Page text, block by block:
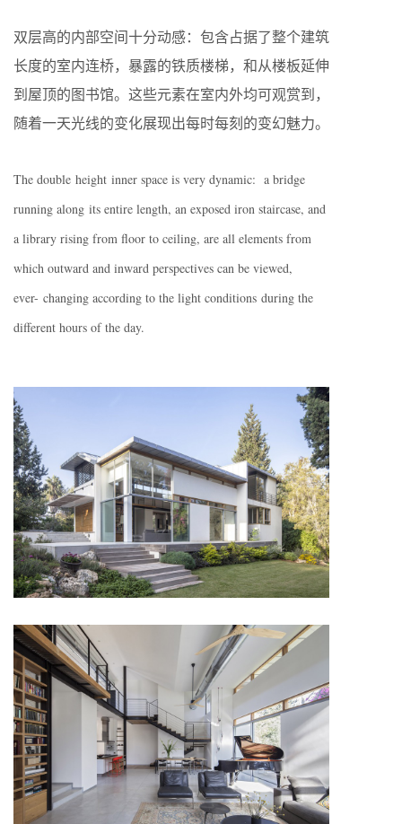
双层高的内部空间十分动感：包含占据了整个建筑
长度的室内连桥，暴露的铁质楼梯，和从楼板延伸
到屋顶的图书馆。这些元素在室内外均可观赏到，
随着一天光线的变化展现出每时每刻的变幻魅力。
The double height inner space is very dynamic: a bridge
running along its entire length, an exposed iron staircase, and
a library rising from floor to ceiling, are all elements from
which outward and inward perspectives can be viewed,
ever- changing according to the light conditions during the
different hours of the day.